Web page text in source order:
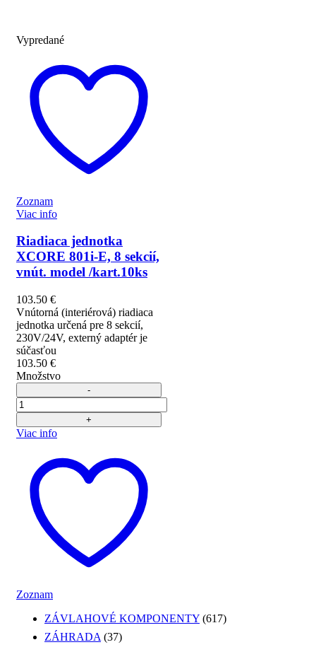
ZÁVLAHOVÉ KOMPONENTY (617)
ZÁHRADA (37)
Vypredané
Zoznam
Viac info
Riadiaca jednotka
XCORE 801i-E, 8 sekcií,
vnút. model /kart.10ks
103.50 €
Vnútorná (interiérová) riadiaca
jednotka určená pre 8 sekcií,
230V/24V, externý adaptér je
súčasťou
103.50 €
Množstvo
Počet
Viac info
Zoznam